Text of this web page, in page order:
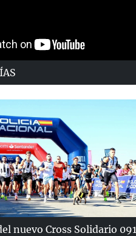
nuevo Cross Solidario 091